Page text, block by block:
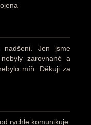
nadšeni. Jen jsme
zarovnané a
míň. Děkuji za
rychle komunikuje.